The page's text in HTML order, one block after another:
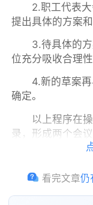
2.职工代表大
提出具体的方案和
3.待具体的方
位充分吸收合理
4.新的草案再
确定。
以上程序在操
录，形成两个会
是讨论确定的会
要就可以完成民
操作时可能会
看完文章仍